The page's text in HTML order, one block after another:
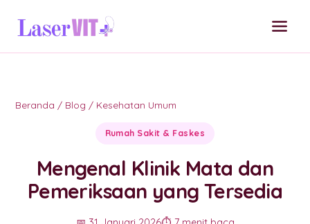
Beranda / Blog / Kesehatan Umum
Rumah Sakit & Faskes
Mengenal Klinik Mata dan
Pemeriksaan yang Tersedia